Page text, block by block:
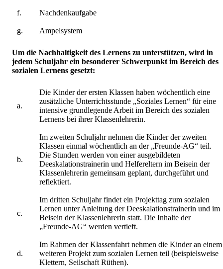
f. Nachdenkaufgabe
g. Ampelsystem
Um die Nachhaltigkeit des Lernens zu unterstützen, wird in
jedem Schuljahr ein besonderer Schwerpunkt im Bereich des
sozialen Lernens gesetzt:
a.
Die Kinder der ersten Klassen haben wöchentlich eine
zusätzliche Unterrichtsstunde „Soziales Lernen“ für eine
intensive grundlegende Arbeit im Bereich des sozialen
Lernens bei ihrer Klassenlehrerin.
b.
Im zweiten Schuljahr nehmen die Kinder der zweiten
Klassen einmal wöchentlich an der „Freunde-AG“ teil.
Die Stunden werden von einer ausgebildeten
Deeskalationstrainerin und Helfereltern im Beisein der
Klassenlehrerin gemeinsam geplant, durchgeführt und
reflektiert.
c.
Im dritten Schuljahr findet ein Projekttag zum sozialen
Lernen unter Anleitung der Deeskalationstrainerin und im
Beisein der Klassenlehrerin statt. Die Inhalte der
„Freunde-AG“ werden vertieft.
d.
Im Rahmen der Klassenfahrt nehmen die Kinder an einem
weiteren Projekt zum sozialen Lernen teil (beispielsweise
Klettern, Seilschaft Rüthen).